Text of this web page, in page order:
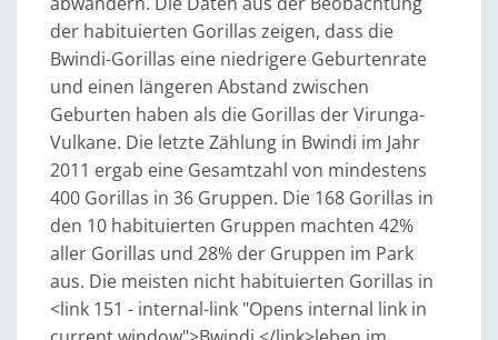
der habituierten Gorillas zeigen, dass die
Bwindi-Gorillas eine niedrigere Geburtenrate
und einen längeren Abstand zwischen
Geburten haben als die Gorillas der Virunga-
Vulkane. Die letzte Zählung in Bwindi im Jahr
2011 ergab eine Gesamtzahl von mindestens
400 Gorillas in 36 Gruppen. Die 168 Gorillas in
den 10 habituierten Gruppen machten 42%
aller Gorillas und 28% der Gruppen im Park
aus. Die meisten nicht habituierten Gorillas in
<link 151 - internal-link "Opens internal link in